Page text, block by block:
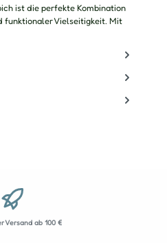
ist die perfekte Kombination
funktionaler Vielseitigkeit. Mit
Versand ab 100 €